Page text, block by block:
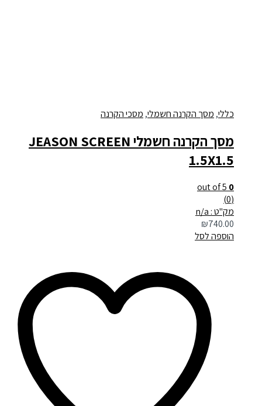
כללי,מסך הקרנה חשמלי,מסכי הקרנה
מסך הקרנה חשמלי JEASON SCREEN
1.5X1.5
0
out of 5
מק"ט : n/a
₪740.00
הוספה לסל